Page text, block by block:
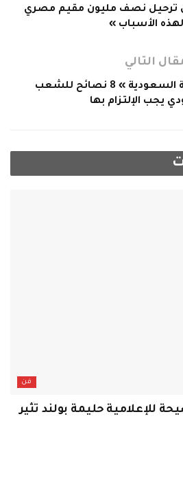
ترحيل نصف مليون مقيم مصري
الأسباب »
التالي
« الصحة بالمملكة السعودية » 8 نصائح للشعب
يجب الإلتزام بها
فن
للإعلامية حليمة بولند تُثير